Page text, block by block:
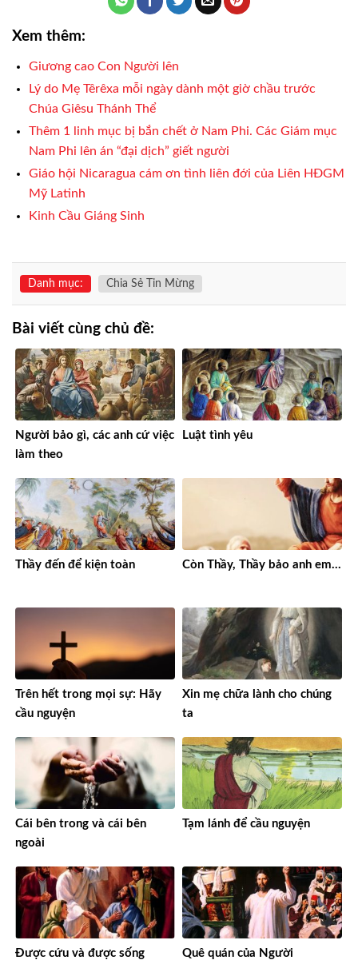
Xem thêm:
Giương cao Con Người lên
Lý do Mẹ Têrêxa mỗi ngày dành một giờ chầu trước
Chúa Giêsu Thánh Thể
Thêm 1 linh mục bị bắn chết ở Nam Phi. Các Giám mục
Nam Phi lên án “đại dịch” giết người
Giáo hội Nicaragua cám ơn tình liên đới của Liên HĐGM
Mỹ Latinh
Kinh Cầu Giáng Sinh
Danh mục: Chia Sẻ Tin Mừng
Bài viết cùng chủ đề:
Người bảo gì, các anh cứ việc
làm theo
Luật tình yêu
Thầy đến để kiện toàn Còn Thầy, Thầy bảo anh em…
Trên hết trong mọi sự: Hãy
cầu nguyện
Xin mẹ chữa lành cho chúng
ta
Cái bên trong và cái bên
ngoài
Tạm lánh để cầu nguyện
Được cứu và được sống Quê quán của Người